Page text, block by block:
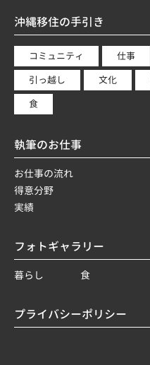
沖縄移住の手引き
コミュニティ 仕事
引っ越し
文化
食
執筆のお仕事
お仕事の流れ
得意分野
実績
フォトギャラリー
暮らし 食
プライバシーポリシー